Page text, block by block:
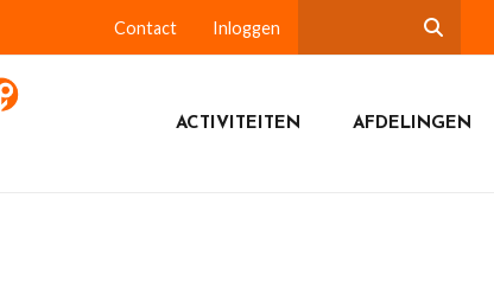
Contact Inloggen
ACTIVITEITEN AFDELINGEN